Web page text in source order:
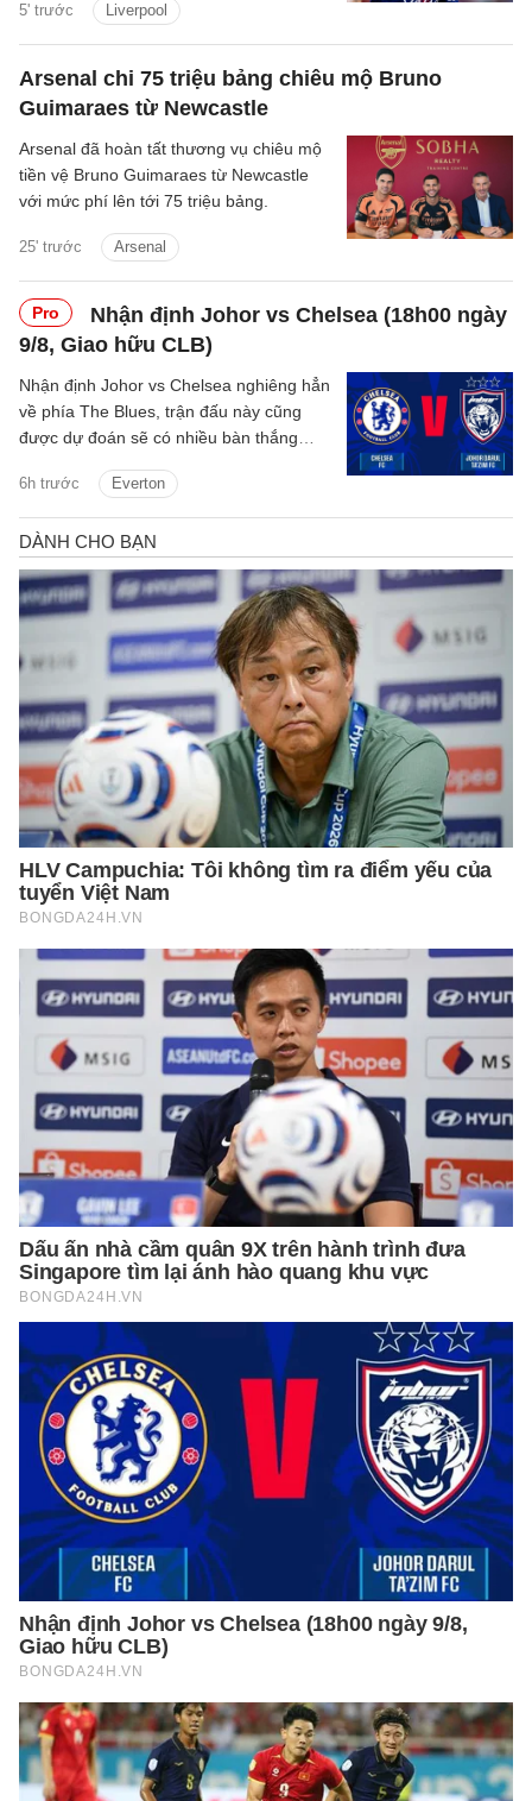
5' trước Liverpool
hai CLB đang là trở ngại lớn đối với
thương vụ này.
Arsenal chi 75 triệu bảng chiêu mộ Bruno
Guimaraes từ Newcastle
25' trước Arsenal
Arsenal đã hoàn tất thương vụ chiêu mộ
tiền vệ Bruno Guimaraes từ Newcastle
với mức phí lên tới 75 triệu bảng.
Pro
Nhận định Johor vs Chelsea (18h00 ngày
9/8, Giao hữu CLB)
6h trước Everton
Nhận định Johor vs Chelsea nghiêng hẳn
về phía The Blues, trận đấu này cũng
được dự đoán sẽ có nhiều bàn thắng